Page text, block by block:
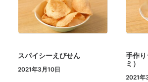
スパイシーえびせん
2021年3月10日
手作
ミ）
2021年